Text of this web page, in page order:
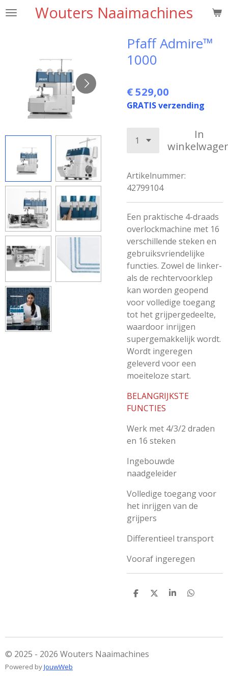
Ga
hoofdinhoud
Wouters Naaimachines
Pfaff Admire™
1000
€ 529,00
GRATIS verzending
In
Artikelnummer:
42799104
Een praktische 4-draads
overlockmachine met 16
verschillende steken en
gebruiksvriendelijke
functies. Zowel de linker-
als de rechtervoorklep
kan worden geopend
voor volledige toegang
tot het grijpergedeelte,
waardoor inrijgen
supergemakkelijk wordt.
Wordt ingeregen
geleverd voor een
moeiteloze start.
BELANGRIJKSTE
FUNCTIES
Werk met 4/3/2 draden
en 16 steken
Ingebouwde
naadgeleider
Volledige toegang voor
het inrijgen van de
grijpers
Differentieel transport
Vooraf ingeregen
D
D
S
D
© 2025 - 2026 Wouters Naaimachines
Powered byJouwWeb